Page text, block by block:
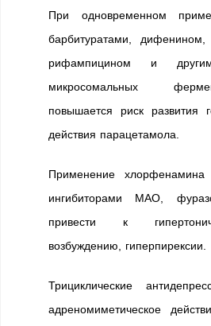
При одновременном
барбитуратами, дифенином,
рифампицином и
микросомальных
повышается риск развития
действия парацетамола.
Применение
ингибиторами МАО,
привести к
возбуждению, гиперпирексии.
Трициклические
адреномиметическое